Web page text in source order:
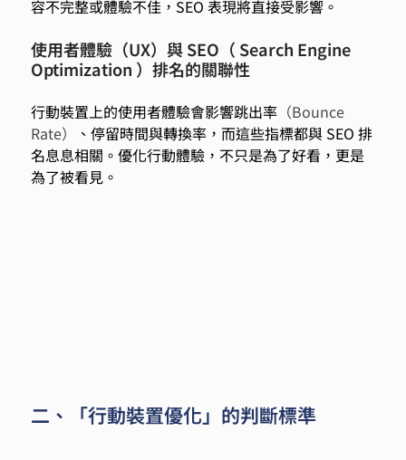
容不完整或體驗不佳，SEO 表現將直接受影響。
使用者體驗（UX）與 SEO（ Search Engine
Optimization ）排名的關聯性
行動裝置上的使用者體驗會影響跳出率（Bounce
Rate）
、停留時間與轉換率，而這些指標都與 SEO 排
名息息相關。優化行動體驗，不只是為了好看，更是
為了被看見。
二、「行動裝置優化」的判斷標準